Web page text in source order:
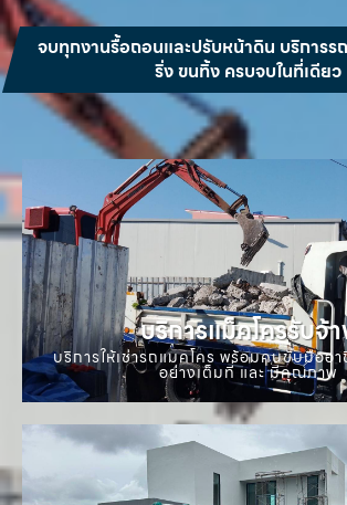
จบทุกงานรื้อถอนและปรับหน้าดิน บริการร
ริ่ง ขนทิ้ง ครบจบในที่เดียว
บริการแม็คโครรับจ้
บริการให้เช่ารถแมคโคร พร้อมคนขับมืออ
อย่างเต็มที่ และ มีคุณภาพ